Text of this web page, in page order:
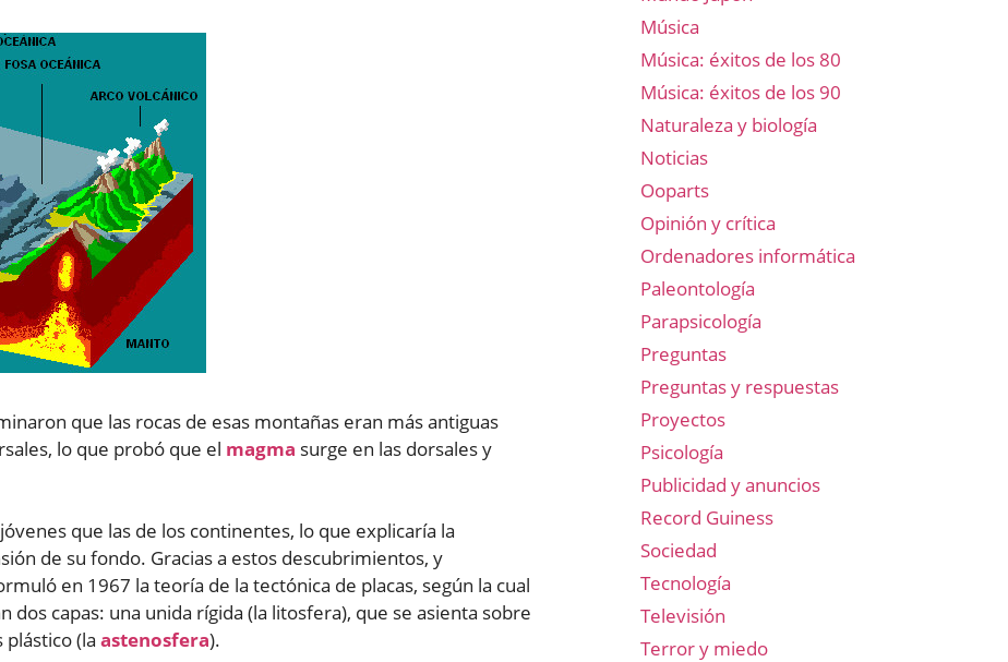
que las rocas de esas montañas eran más antiguas
lo que probó que el magma surge en las dorsales y
que las de los continentes, lo que explicaría la
de su fondo. Gracias a estos descubrimientos, y
en 1967 la teoría de la tectónica de placas, según la cual
capas: una unida rígida (la litosfera), que se asienta sobre
(la astenosfera).
Música
Música: éxitos de los 80
Música: éxitos de los 90
Naturaleza y biología
Noticias
Ooparts
Opinión y crítica
Ordenadores informática
Paleontología
Parapsicología
Preguntas
Preguntas y respuestas
Proyectos
Psicología
Publicidad y anuncios
Record Guiness
Sociedad
Tecnología
Televisión
Terror y miedo